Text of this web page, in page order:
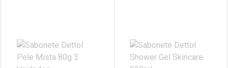
Laboratório
Por Menos Laboratório
Por Menos